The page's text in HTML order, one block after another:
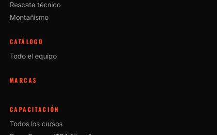
Rescate técnico
Montañismo
CATÁLOGO
Todo el equipo
MARCAS
CAPACITACIÓN
Todos los cursos